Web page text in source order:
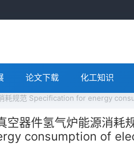
论文下载 化工知识
耗规范 Specification for energy
空器件氢气炉能源消耗
consumption of